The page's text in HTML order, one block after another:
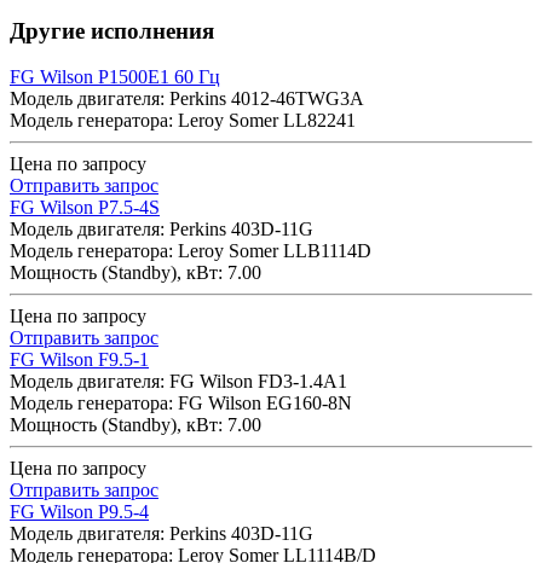
Другие исполнения
FG Wilson P1500E1 60 Гц
Модель двигателя: Perkins 4012-46TWG3A
Модель генератора: Leroy Somer LL82241
Цена по запросу
Отправить запрос
FG Wilson P7.5-4S
Модель двигателя: Perkins 403D-11G
Модель генератора: Leroy Somer LLB1114D
Мощность (Standby), кВт: 7.00
Цена по запросу
Отправить запрос
FG Wilson F9.5-1
Модель двигателя: FG Wilson FD3-1.4A1
Модель генератора: FG Wilson EG160-8N
Мощность (Standby), кВт: 7.00
Цена по запросу
Отправить запрос
FG Wilson P9.5-4
Модель двигателя: Perkins 403D-11G
Модель генератора: Leroy Somer LL1114B/D